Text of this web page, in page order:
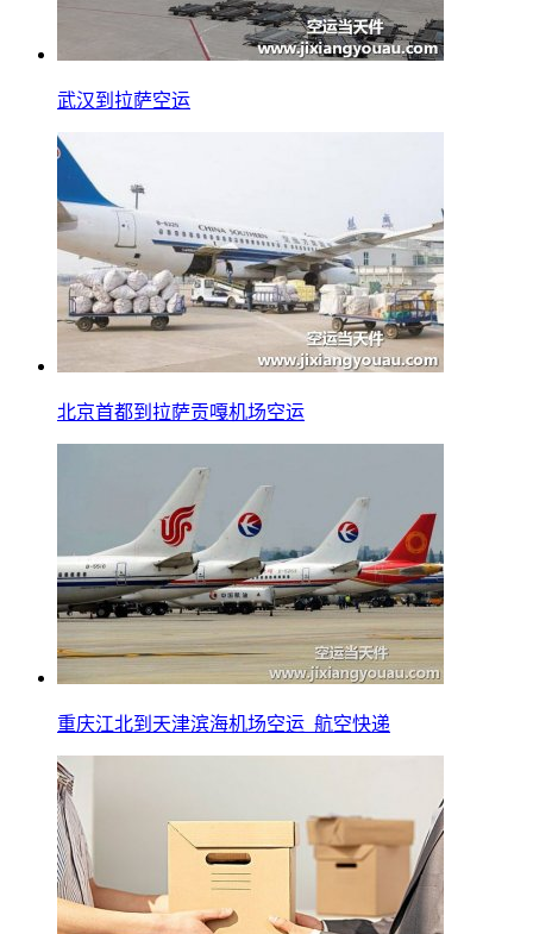
武汉到拉萨空运
北京首都到拉萨贡嘎机场空运
重庆江北到天津滨海机场空运_航空快递